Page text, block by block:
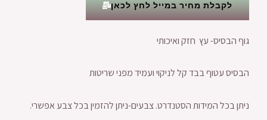
לקבלת מחיר במייל לחץ לכאן
גוף הבסיס- עץ חזק ואיכותי
הבסיס עטוף בבד קל לניקוי ועמיד מפני שריטות
ניתן בכל המידות הסטנדרט. צבעים-ניתן להזמין בכל צבע אפשרי.